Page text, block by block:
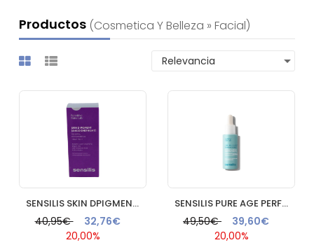
Productos (cosmetica Y Belleza » Facial)
SENSILIS SKIN DPIGMENT AHA10 OVERNIGHT 1 ENVASE 30 ML
40,95€
32,76€
20,00%
SENSILIS PURE AGE PERFECTION CICACNE SERUM 1 FRASCO 30 ML
49,50€
39,60€
20,00%